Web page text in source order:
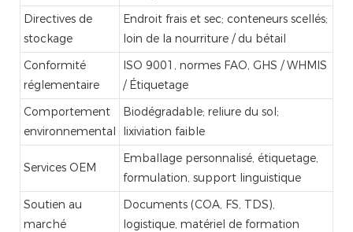
Directives de
stockage
Endroit frais et sec; conteneurs scellés;
loin de la nourriture / du bétail
Conformité
réglementaire
ISO 9001, normes FAO, GHS / WHMIS
/ Étiquetage
Comportement
environnemental
Biodégradable; reliure du sol;
lixiviation faible
Services OEM
Emballage personnalisé, étiquetage,
formulation, support linguistique
Soutien au
marché
Documents (COA, FS, TDS),
logistique, matériel de formation